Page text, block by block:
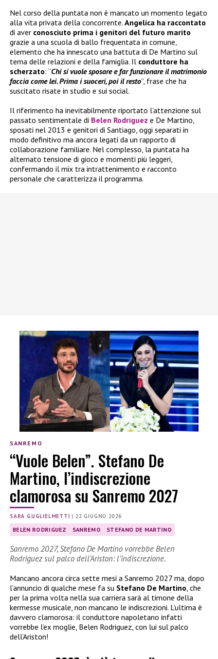
Nel corso della puntata non è mancato un momento legato
alla vita privata della concorrente. Angelica ha raccontato
di aver conosciuto prima i genitori del futuro marito
grazie a una scuola di ballo frequentata in comune,
elemento che ha innescato una battuta di De Martino sul
tema delle relazioni e della famiglia. Il conduttore ha
scherzato: “Chi si vuole sposare e far funzionare il matrimonio
faccia come lei. Prima i suoceri, poi il resto”, frase che ha
suscitato risate in studio e sui social.
Il riferimento ha inevitabilmente riportato l’attenzione sul
passato sentimentale di Belen Rodriguez e De Martino,
sposati nel 2013 e genitori di Santiago, oggi separati in
modo definitivo ma ancora legati da un rapporto di
collaborazione familiare. Nel complesso, la puntata ha
alternato tensione di gioco e momenti più leggeri,
confermando il mix tra intrattenimento e racconto
personale che caratterizza il programma.
SANREMO
“Vuole Belen”. Stefano De
Martino, l’indiscrezione
clamorosa su Sanremo 2027
SARA GUGLIELMETTI | 22 GIUGNO 2026
BELEN RODRIGUEZ SANREMO STEFANO DE MARTINO
Sanremo 2027, Stefano De Martino vorrebbe Belen
Rodriguez sul palco dell’Ariston: l’indiscrezione.
Mancano ancora circa sette mesi a Sanremo 2027 ma, dopo
l’annuncio di qualche mese fa su Stefano De Martino, che
per la prima volta nella sua carriera sarà al timone della
kermesse musicale, non mancano le indiscrezioni. L’ultima è
davvero clamorosa: il conduttore napoletano infatti
vorrebbe l’ex moglie, Belen Rodriguez, con lui sul palco
dell’Ariston!